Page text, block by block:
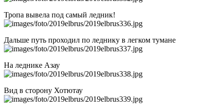
Тропа вывела под самый ледник!
Дальше путь проходил по леднику в легком тумане
На леднике Азау
Вид в сторону Хотютау